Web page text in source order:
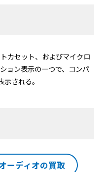
カセット、およびマイクロ
ョン表示の一つで、コンパ
される。
ーディオの買取